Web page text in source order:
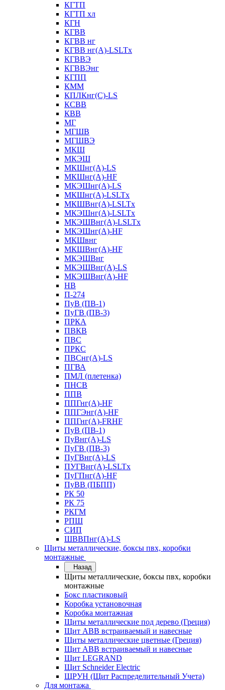
КГТП
КГТП хл
КГН
КГВВ
КГВВ нг
КГВВ нг(А)-LSLTx
КГВВЭ
КГВВЭнг
КГПП
КММ
КПЛКнг(C)-LS
КСВВ
КВВ
МГ
МГШВ
МГШВЭ
МКШ
МКЭШ
МКШнг(А)-LS
МКШнг(А)-HF
МКЭШнг(А)-LS
МКШнг(А)-LSLTx
МКШВнг(A)-LSLTx
МКЭШнг(А)-LSLTx
МКЭШВнг(A)-LSLTx
МКЭШнг(А)-HF
МКШвнг
МКШВнг(А)-HF
МКЭШВнг
МКЭШВнг(А)-LS
МКЭШВнг(А)-HF
НВ
П-274
ПуВ (ПВ-1)
ПуГВ (ПВ-3)
ПРКА
ПВКВ
ПВС
ПРКС
ПВСнг(А)-LS
ПГВА
ПМЛ (плетенка)
ПНСВ
ППВ
ППГнг(А)-HF
ППГЭнг(А)-HF
ППГнг(А)-FRHF
ПуВ (ПВ-1)
ПуВнг(А)-LS
ПуГВ (ПВ-3)
ПуГВнг(А)-LS
ПУГВнг(А)-LSLTx
ПуГПнг(А)-HF
ПуВВ (ПБПП)
РК 50
РК 75
РКГМ
РПШ
СИП
ШВВПнг(А)-LS
Щиты металлические, боксы пвх, коробки
монтажные
Назад
Щиты металлические, боксы пвх, коробки
монтажные
Бокс пластиковый
Коробка установочная
Коробка монтажная
Щиты металлические под дерево (Греция)
Щит ABB встраиваемый и навесные
Щиты металлические цветные (Греция)
Щит ABB встраиваемый и навесные
Щит LEGRAND
Щит Schneider Electric
ЩРУН (Щит Распределительный Учета)
Для монтажа